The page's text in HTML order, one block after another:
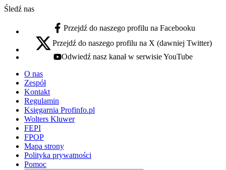
Śledź nas
facebook - otwiera się w nowej karcie
Przejdź do naszego profilu na Facebooku
x - otwiera się w nowej karcie
Przejdź do naszego profilu na X (dawniej Twitter)
youtube - otwiera się w nowej karcie
Odwiedź nasz kanał w serwisie YouTube
O nas
Zespół
Kontakt
Regulamin
Księgarnia Profinfo.pl
Wolters Kluwer
FEPI
FPOP
Mapa strony
Polityka prywatności
Pomoc